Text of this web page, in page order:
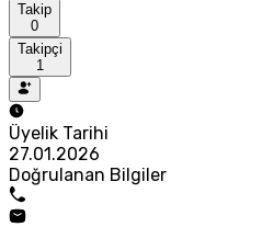
Takip
0
Takipçi
1
Üyelik Tarihi
27.01.2026
Doğrulanan Bilgiler